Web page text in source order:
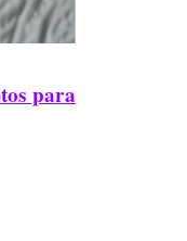
para